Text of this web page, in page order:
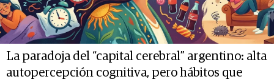
La paradoja del “capital cerebral” argentino: alta
autopercepción cognitiva, pero hábitos que